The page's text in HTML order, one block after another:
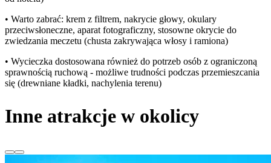
• Warto zabrać: krem z filtrem, nakrycie głowy, okulary
przeciwsłoneczne, aparat fotograficzny, stosowne okrycie do
zwiedzania meczetu (chusta zakrywająca włosy i ramiona)
• Wycieczka dostosowana również do potrzeb osób z ograniczoną
sprawnością ruchową - możliwe trudności podczas przemieszcania
się (drewniane kładki, nachylenia terenu)
Inne atrakcje w okolicy